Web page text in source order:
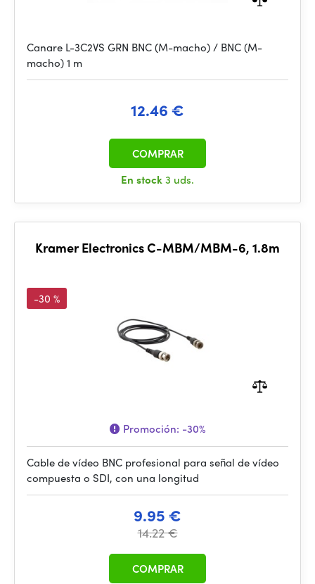
Canare L-3C2VS GRN BNC (M-macho) / BNC (M-
macho) 1 m
12.46 €
En stock3 uds.
COMPRAR
Kramer Electronics C-MBM/MBM-6, 1.8m
-30 %
Promoción: -30%
Cable de vídeo BNC profesional para señal de vídeo
compuesta o SDI, con una longitud
9.95 €
14.22 €
COMPRAR